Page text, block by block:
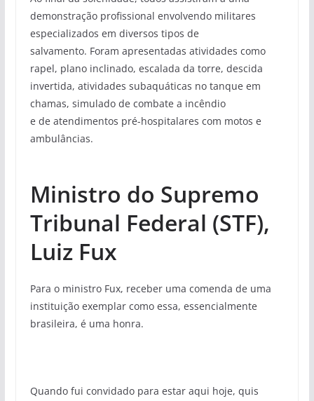
demonstração profissional envolvendo militares
especializados em diversos tipos de
salvamento. Foram apresentadas atividades como
rapel, plano inclinado, escalada da torre, descida
invertida, atividades subaquáticas no tanque em
chamas, simulado de combate a incêndio
e de atendimentos pré-hospitalares com motos e
ambulâncias.
Ministro do Supremo
Tribunal Federal (STF),
Luiz Fux
Para o ministro Fux, receber uma comenda de uma
instituição exemplar como essa, essencialmente
brasileira, é uma honra.
Quando fui convidado para estar aqui hoje, quis